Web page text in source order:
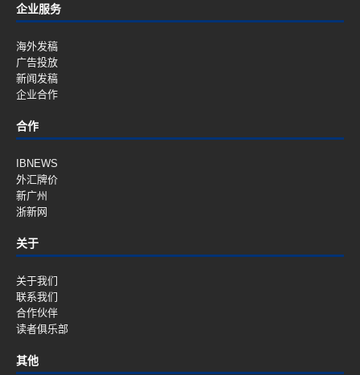
企业服务
海外发稿
广告投放
新闻发稿
企业合作
合作
IBNEWS
外汇牌价
新广州
浙新网
关于
关于我们
联系我们
合作伙伴
读者俱乐部
其他